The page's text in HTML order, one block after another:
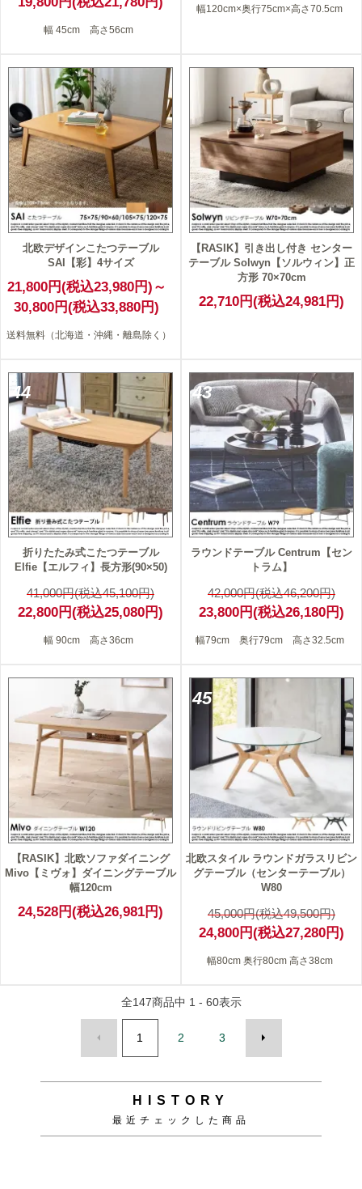
幅 45cm 高さ56cm
幅120cm×奥行75cm×高さ70.5cm
北欧デザインこたつテーブル
SAI【彩】4サイズ
21,800円(税込23,980円)～
30,800円(税込33,880円)
送料無料（北海道・沖縄・離島除く）
【RASIK】引き出し付き センター
テーブル Solwyn【ソルウィン】正
方形 70×70cm
22,710円(税込24,981円)
44
折りたたみ式こたつテーブル
Elfie【エルフィ】長方形(90×50)
41,000円(税込45,100円)
22,800円(税込25,080円)
幅 90cm 高さ36cm
43
ラウンドテーブル Centrum【セン
トラム】
42,000円(税込46,200円)
23,800円(税込26,180円)
幅79cm 奥行79cm 高さ32.5cm
【RASIK】北欧ソファダイニング
Mivo【ミヴォ】ダイニングテーブル
幅120cm
24,528円(税込26,981円)
45
北欧スタイル ラウンドガラスリビン
グテーブル（センターテーブル）
W80
45,000円(税込49,500円)
24,800円(税込27,280円)
幅80cm 奥行80cm 高さ38cm
全147商品中 1 - 60表示
1 2 3
HISTORY
最近チェックした商品